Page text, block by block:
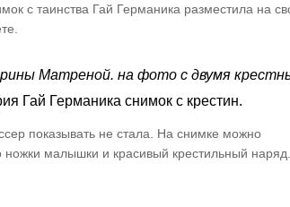
с таинства Гай Германика разместила на
Матреной. на фото с двумя
Гай Германика снимок с крестин.
показывать не стала. На снимке можно
ножки малышки и красивый крестильный наряд.